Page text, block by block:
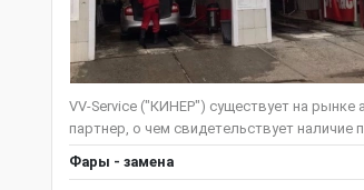
VV-Service ("КИНЕР") существует на рынке
партнер, о чем свидетельствует наличие
Фары - замена